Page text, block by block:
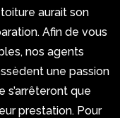
aurait son
Afin de vous
nos agents
une passion
s’arrêteront que
prestation. Pour